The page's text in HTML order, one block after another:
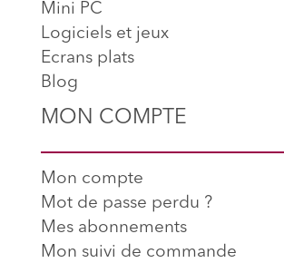
Mini PC
Logiciels et jeux
Ecrans plats
Blog
MON COMPTE
Mon compte
Mot de passe perdu ?
Mes abonnements
Mon suivi de commande